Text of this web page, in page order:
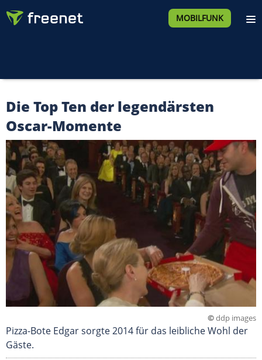
MOBILFUNK
Die Top Ten der legendärsten
Oscar-Momente
©ddp images
Pizza-Bote Edgar sorgte 2014 für das leibliche Wohl der
Gäste.